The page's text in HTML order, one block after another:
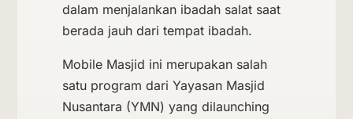
dalam menjalankan ibadah salat saat
berada jauh dari tempat ibadah.
Mobile Masjid ini merupakan salah
satu program dari Yayasan Masjid
Nusantara (YMN) yang dilaunching